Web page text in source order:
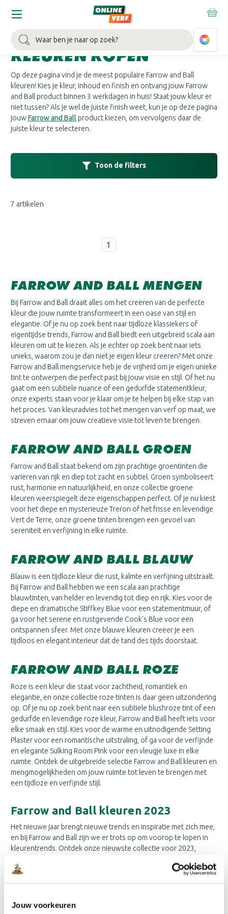
Jouw voorkeuren
Zoeken
Home Farrow and Ball Farrow and Ball kleuren
FARROW AND BALL
KLEUREN KOPEN
Op deze pagina vind je de meest populaire Farrow and Ball
kleuren! Kies je kleur, inhoud en finish en ontvang jouw Farrow
and Ball product binnen 3 werkdagen in huis! Staat jouw kleur er
niet tussen? Als je wel de juiste finish weet, kun je op deze pagina
jouwFarrow and Ball product kiezen, om vervolgens daar de
juiste kleur te selecteren.
7 artikelen
1
Toon de filters
FARROW AND BALL MENGEN
Bij Farrow and Ball draait alles om het creëren van de perfecte
kleur die jouw ruimte transformeert in een oase van stijl en
elegantie. Of je nu op zoek bent naar tijdloze klassiekers of
eigentijdse trends, Farrow and Ball biedt een uitgebreid scala aan
kleuren om uit te kiezen. Als je echter op zoek bent naar iets
unieks, waarom zou je dan niet je eigen kleur creëren? Met onze
Farrow and Ball mengservice heb je de vrijheid om je eigen unieke
tint te ontwerpen die perfect past bij jouw visie en stijl. Of het nu
gaat om een subtiele nuance of een gedurfde statementkleur,
onze experts staan voor je klaar om je te helpen bij elke stap van
het proces. Van kleuradvies tot het mengen van verf op maat, we
streven ernaar om jouw creatieve visie tot leven te brengen.
FARROW AND BALL GROEN
Farrow and Ball staat bekend om zijn prachtige groentinten die
variëren van rijk en diep tot zacht en subtiel. Groen symboliseert
rust, harmonie en natuurlijkheid, en onze collectie groene
kleuren weerspiegelt deze eigenschappen perfect. Of je nu kiest
voor het diepe en mysterieuze Treron of het frisse en levendige
Vert de Terre, onze groene tinten brengen een gevoel van
sereniteit en verfijning in elke ruimte.
FARROW AND BALL BLAUW
Blauw is een tijdloze kleur die rust, kalmte en verfijning uitstraalt.
Bij Farrow and Ball hebben we een scala aan prachtige
blauwtinten, van helder en levendig tot diep en rijk. Kies voor de
diepe en dramatische Stiffkey Blue voor een statementmuur, of
ga voor het serene en rustgevende Cook's Blue voor een
ontspannen sfeer. Met onze blauwe kleuren creëer je een
tijdloos en elegant interieur dat de tand des tijds doorstaat.
FARROW AND BALL ROZE
Roze is een kleur die staat voor zachtheid, romantiek en
elegantie, en onze collectie roze tinten is daar geen uitzondering
op. Of je nu op zoek bent naar een subtiele blushroze tint of een
gedurfde en levendige roze kleur, Farrow and Ball heeft iets voor
elke smaak en stijl. Kies voor de warme en uitnodigende Setting
Plaster voor een romantische uitstraling, of ga voor de verfijnde
en elegante Sulking Room Pink voor een vleugje luxe in elke
ruimte. Ontdek de uitgebreide selectie Farrow and Ball kleuren en
mengmogelijkheden om jouw ruimte tot leven te brengen met
een tijdloze en verfijnde stijl.
Farrow and Ball kleuren 2023
Het nieuwe jaar brengt nieuwe trends en inspiratie met zich mee,
en bij Farrow and Ball zijn we er trots op om voorop te lopen in
kleurentrends. Ontdek onze nieuwste collectie voor 2023,
uitstraling te geven. Enkele voorbeelden van kleuren uit onze
Treron
: Een rijke, diepgroene kleur geïnspireerd door het